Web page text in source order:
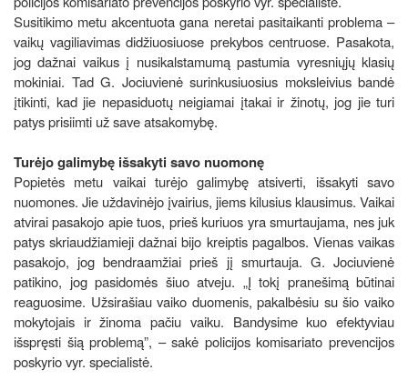
Susitikimo metu akcentuota gana neretai pasitaikanti problema –
vaikų vagiliavimas didžiuosiuose prekybos centruose. Pasakota,
jog dažnai vaikus į nusikalstamumą pastumia vyresniųjų klasių
mokiniai. Tad G. Jociuvienė surinkusiuosius moksleivius bandė
įtikinti, kad jie nepasiduotų neigiamai įtakai ir žinotų, jog jie turi
patys prisiimti už save atsakomybę.
Turėjo galimybę išsakyti savo nuomonę
Popietės metu vaikai turėjo galimybę atsiverti, išsakyti savo
nuomones. Jie uždavinėjo įvairius, jiems kilusius klausimus. Vaikai
atvirai pasakojo apie tuos, prieš kuriuos yra smurtaujama, nes juk
patys skriaudžiamieji dažnai bijo kreiptis pagalbos. Vienas vaikas
pasakojo, jog bendraamžiai prieš jį smurtauja. G. Jociuvienė
patikino, jog pasidomės šiuo atveju. „Į tokį pranešimą būtinai
reaguosime. Užsirašiau vaiko duomenis, pakalbėsiu su šio vaiko
mokytojais ir žinoma pačiu vaiku. Bandysime kuo efektyviau
išspręsti šią problemą”, – sakė policijos komisariato prevencijos
poskyrio vyr. specialistė.